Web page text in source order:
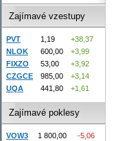
Zajímavé vzestupy
PVT 1,19
+38,37
NLOK
600,00
+3,99
FIXZO
53,00
+3,92
CZGCE
985,00
+3,14
UQA
441,80 +1,61
Zajímavé poklesy
VOW3 1 800,00
-5,06